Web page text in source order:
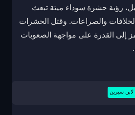
رؤية حشرة سوداء ميتة تبعث
والصراعات. وقتل الحشرات
إلى القدرة على مواجهة الصعوبات
لابن سيرين